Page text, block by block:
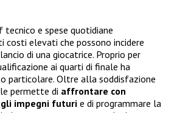
tecnico e spese quotidiane
costi elevati che possono incidere
di una giocatrice. Proprio per
ai quarti di finale ha
particolare. Oltre alla soddisfazione
permette di affrontare con
impegni futuri e di programmare la